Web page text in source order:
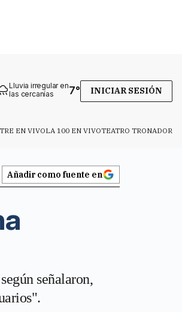
Lluvia irregular en
las cercanías
7° INICIAR SESIÓN
EN VIVOLA 100 EN VIVOTEATRO TRONADOR
Añadir como fuente en
señalaron,